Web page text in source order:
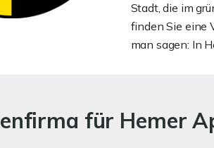
Stadt, die im
finden Sie eine
man sagen: In
für Hemer